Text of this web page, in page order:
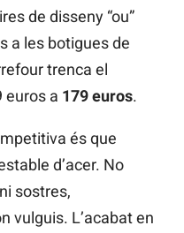
de disseny “ou”
a les botigues de
trenca el
euros a 179 euros.
és que
d’acer. No
sostres,
vulguis. L’acabat en